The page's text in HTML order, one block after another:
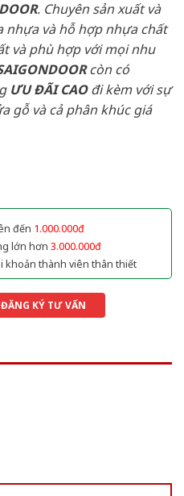
. Chuyên sản xuất và
và hỗ hợp nhựa chất
và phù hợp với mọi nhu
còn có
ƯU ĐÃI CAOđi kèm với sự
gỗ và cả phân khúc giá
đến 1.000.000đ
lớn hơn 3.000.000đ
khoản thành viên thân thiết
ĐĂNG KÝ TƯ VẤN